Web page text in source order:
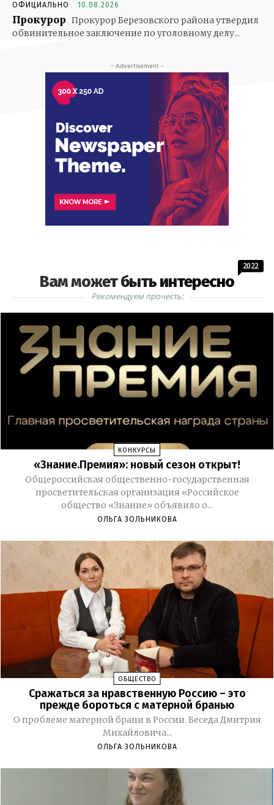
ОФИЦИАЛЬНО 10.08.2026
Прокурор Прокурор Березовского района утвердил
обвинительное заключение по уголовному делу...
- Advertisement -
Вам может быть интересно
2022
Рекомендуем прочесть:
КОНКУРСЫ
«Знание.Премия»: новый сезон открыт!
Общероссийская общественно-государственная
просветительская организация «Российское
общество «Знание» объявило о...
ОЛЬГА ЗОЛЬНИКОВА
ОБЩЕСТВО
Сражаться за нравственную Россию – это
прежде бороться с матерной бранью
О проблеме матерной брани в России. Беседа Дмитрия
Михайловича...
ОЛЬГА ЗОЛЬНИКОВА